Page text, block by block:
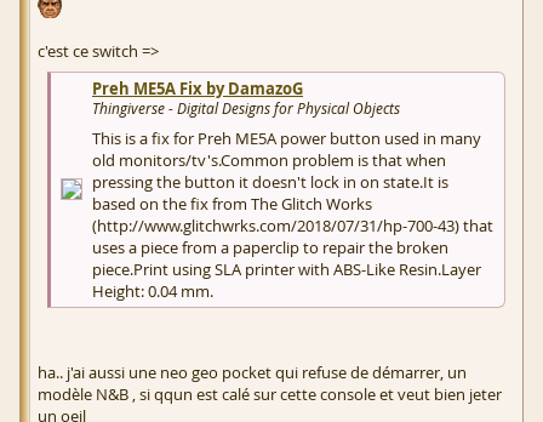
c'est ce switch =>
Preh ME5A Fix by DamazoG
Thingiverse - Digital Designs for Physical Objects
This is a fix for Preh ME5A power button used in many
old monitors/tv's.Common problem is that when
pressing the button it doesn't lock in on state.It is
based on the fix from The Glitch Works
(http://www.glitchwrks.com/2018/07/31/hp-700-43) that
uses a piece from a paperclip to repair the broken
piece.Print using SLA printer with ABS-Like Resin.Layer
Height: 0.04 mm.
ha.. j'ai aussi une neo geo pocket qui refuse de démarrer, un
modèle N&B , si qqun est calé sur cette console et veut bien jeter
un oeil